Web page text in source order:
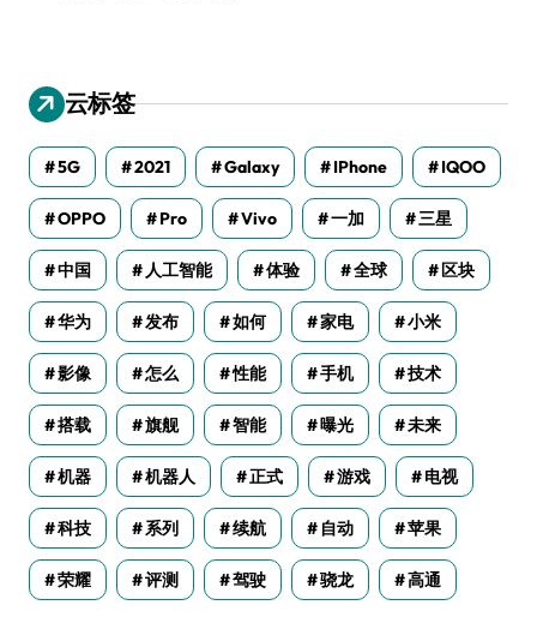
云标签
5G 2021 Galaxy IPhone IQOO
OPPO Pro Vivo 一加 三星
中国 人工智能 体验 全球 区块
华为 发布 如何 家电 小米
影像 怎么 性能 手机 技术
搭载 旗舰 智能 曝光 未来
机器 机器人 正式 游戏 电视
科技 系列 续航 自动 苹果
荣耀 评测 驾驶 骁龙 高通